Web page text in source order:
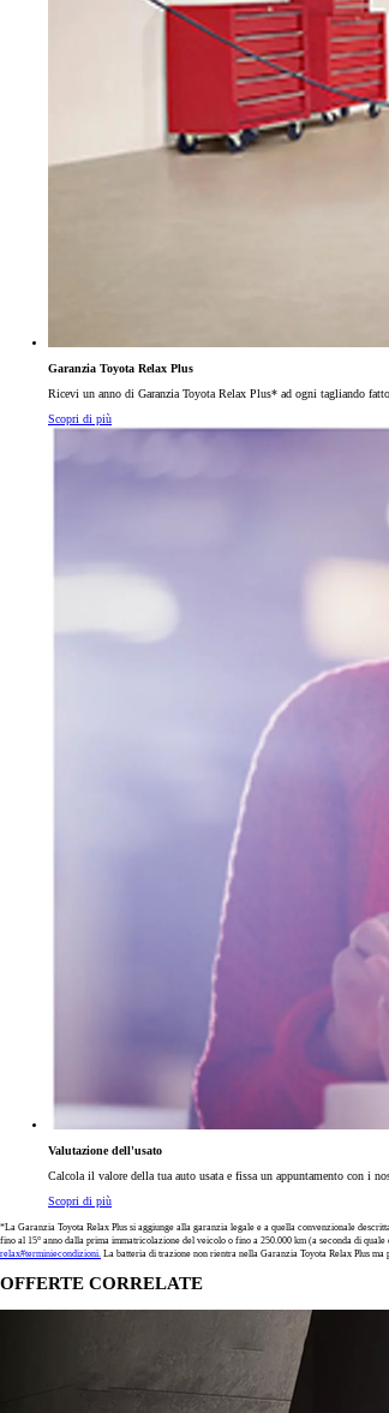
ZERO EMISSIONI, SOLO GOCCE D'ACQUA
MILD HYBRID E FULL ELECTRIC
Da € 36.400 (IVA esclusa)
Prezzi promozionali validi fino al 31/08/2026 validi in
Garanzia Toyota Relax Plus
Ricevi un anno di Garanzia Toyota Relax Plus* ad ogni tagliando
Scopri di più
Valutazione dell'usato
Calcola il valore della tua auto usata e fissa un appuntamento con i
Scopri di più
*La Garanzia Toyota Relax Plus si aggiunge alla garanzia legale e a quella convenzionale
fino al 15° anno dalla prima immatricolazione del veicolo o fino a 250.000 km (a seconda di
relax#terminiecondizioni. La batteria di trazione non rientra nella Garanzia Toyota Relax Plus
OFFERTE CORRELATE